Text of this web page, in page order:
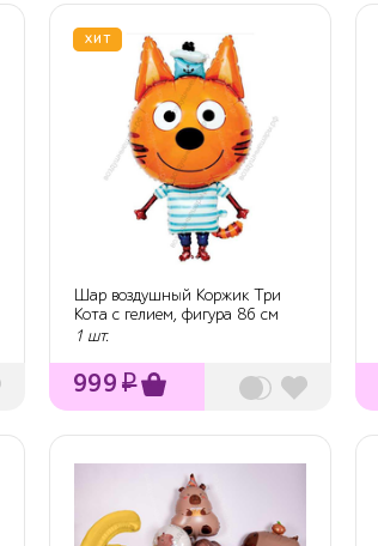
ХИТ
Шар воздушный Коржик Три
Кота с гелием, фигура 86 см
1 шт.
999 ₽